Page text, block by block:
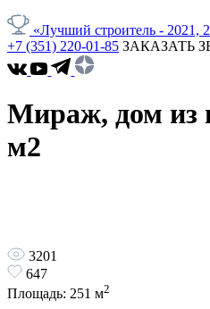
«Лучший строитель - 2021,
+7 (351) 220-01-85 ЗАКАЗАТЬ
Мираж, дом из
м2
3201
647
Площадь: 251 м2